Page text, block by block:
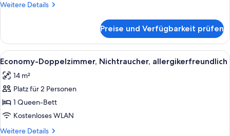
anzeigen
Weitere Details
Weitere
Doppelzimmer,
Nichtraucher,
allergikerfreundlich
via
stairs)
Preise und Verfügbarkeit prüfen
Alle
Fotos
für
Economy-
Doppelzimmer,
Nichtraucher,
allergikerfreundlich
Ein Hotelzimmer mit zwei Betten,
7
Economy-Doppelzimmer, Nichtraucher, allergikerfreundlich
14 m²
Platz für 2 Personen
1 Queen-Bett
Kostenloses WLAN
Weitere Details
Weitere